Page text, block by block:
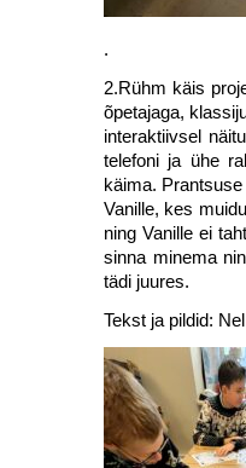
.
2.Rühm käis
õpetajaga,
interaktiivsel
telefoni ja ühe
käima.
Vanille, kes
ning Vanille ei
sinna minema
tädi juures.
Tekst ja pildid: